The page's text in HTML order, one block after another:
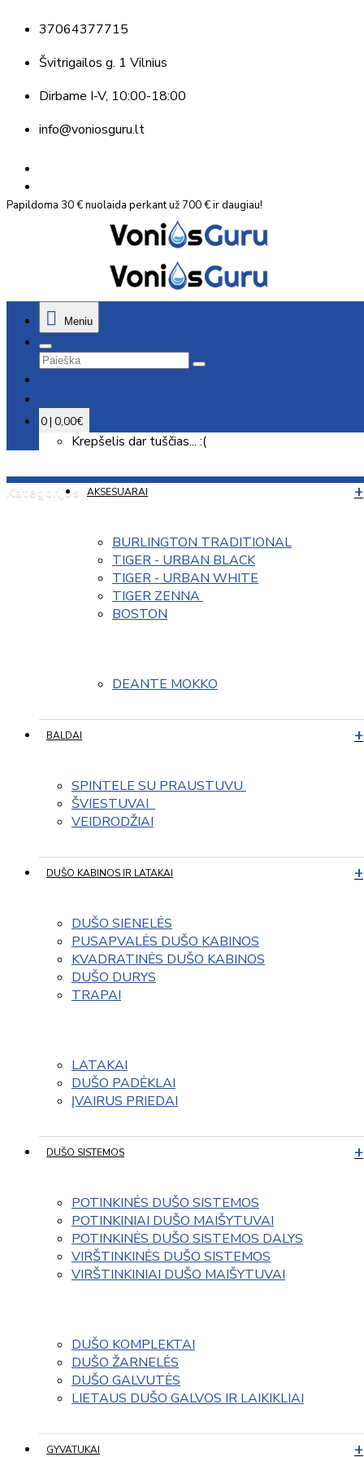
37064377715
Švitrigailos g. 1 Vilnius
Dirbame I-V, 10:00-18:00
info@voniosguru.lt
Papildoma 30 € nuolaida perkant už 700 € ir daugiau!
Meniu
0 | 0,00€
Krepšelis dar tuščias... :(
Kategorijos AKSESUARAI
BURLINGTON TRADITIONAL
TIGER - URBAN BLACK
TIGER - URBAN WHITE
TIGER ZENNA
BOSTON
DEANTE MOKKO
BALDAI
SPINTELE SU PRAUSTUVU
ŠVIESTUVAI
VEIDRODŽIAI
DUŠO KABINOS IR LATAKAI
DUŠO SIENELĖS
PUSAPVALĖS DUŠO KABINOS
KVADRATINĖS DUŠO KABINOS
DUŠO DURYS
TRAPAI
LATAKAI
DUŠO PADĖKLAI
ĮVAIRUS PRIEDAI
DUŠO SISTEMOS
POTINKINĖS DUŠO SISTEMOS
POTINKINIAI DUŠO MAIŠYTUVAI
POTINKINĖS DUŠO SISTEMOS DALYS
VIRŠTINKINĖS DUŠO SISTEMOS
VIRŠTINKINIAI DUŠO MAIŠYTUVAI
DUŠO KOMPLEKTAI
DUŠO ŽARNELĖS
DUŠO GALVUTĖS
LIETAUS DUŠO GALVOS IR LAIKIKLIAI
GYVATUKAI